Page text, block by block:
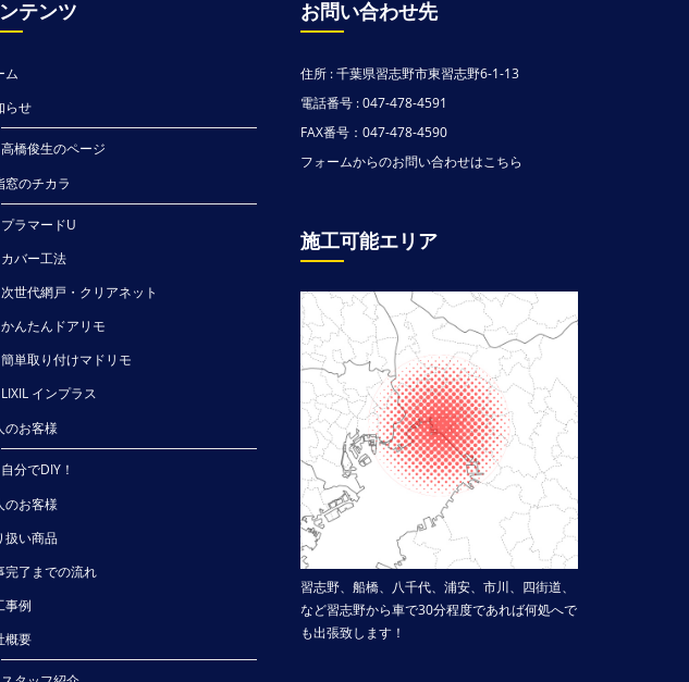
テンツ
ム
らせ
高橋俊生のページ
窓のチカラ
プラマードU
カバー工法
次世代網戸・クリアネット
かんたんドアリモ
簡単取り付けマドリモ
LIXIL インプラス
のお客様
自分でDIY！
のお客様
扱い商品
完了までの流れ
事例
概要
お問い合わせ先
住所 : 千葉県習志野市東習志野6-1-13
電話番号 : 047-478-4591
FAX番号：047-478-4590
フォームからのお問い合わせはこちら
施工可能エリア
習志野、船橋、八千代、浦安、市川、四街道、
など習志野から車で30分程度であれば何処へで
も出張致します！